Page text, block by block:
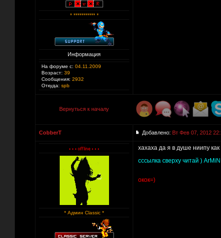
* *********** *
Информация
На форуме с: 04.11.2009
Возраст: 39
Сообщения: 2932
Откуда: spb
Вернуться к началу
CobberT Добавлено: Вт Фев 07, 2012
* Админ Classic *
хахаха да я в душе ниипу
сссылка сверху читай ) ArMiN
окок=)